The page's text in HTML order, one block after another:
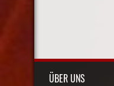
ÜBER UNS